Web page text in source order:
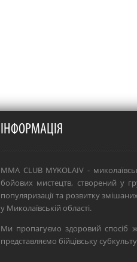
ІНФОРМАЦІЯ
MMA CLUB MYKOLAIV -
бойових мистецтв, створений у
популяризації та розвитку
у Миколаївській області.
Ми пропагуємо здоровий спосіб
представляємо бійцівську